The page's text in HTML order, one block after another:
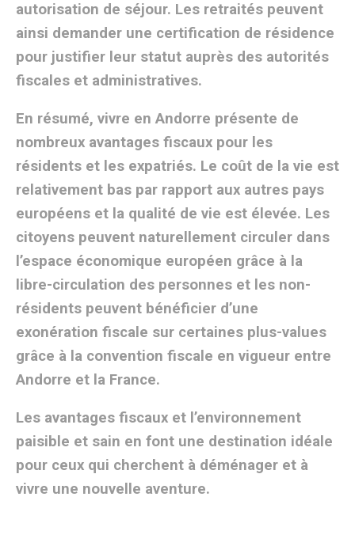
autorisation de séjour. Les retraités peuvent
ainsi demander une certification de résidence
pour justifier leur statut auprès des autorités
fiscales et administratives.
En résumé, vivre en Andorre présente de
nombreux avantages fiscaux pour les
résidents et les expatriés. Le coût de la vie est
relativement bas par rapport aux autres pays
européens et la qualité de vie est élevée. Les
citoyens peuvent naturellement circuler dans
l’espace économique européen grâce à la
libre-circulation des personnes et les non-
résidents peuvent bénéficier d’une
exonération fiscale sur certaines plus-values
grâce à la convention fiscale en vigueur entre
Andorre et la France.
Les avantages fiscaux et l’environnement
paisible et sain en font une destination idéale
pour ceux qui cherchent à déménager et à
vivre une nouvelle aventure.